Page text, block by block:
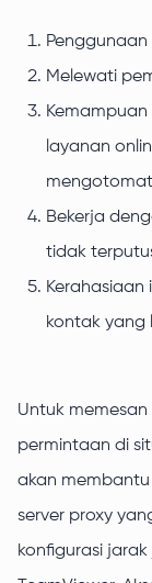
Melewati
layanan
Bekerja
tidak
kontak yang
Untuk
permintaan di
akan
server proxy
konfigurasi